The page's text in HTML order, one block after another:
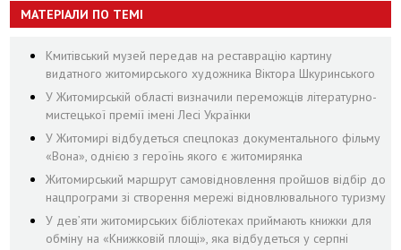
МАТЕРІАЛИ ПО ТЕМІ
Кмитівський музей передав на реставрацію картину
видатного житомирського художника Віктора Шкуринського
У Житомирській області визначили переможців літературно-
мистецької премії імені Лесі Українки
У Житомирі відбудеться спецпоказ документального фільму
«Вона», однією з героїнь якого є житомирянка
Житомирський маршрут самовідновлення пройшов відбір до
нацпрограми зі створення мережі відновлювального туризму
У дев’яти житомирських бібліотеках приймають книжки для
обміну на «Книжковій площі», яка відбудеться у серпні